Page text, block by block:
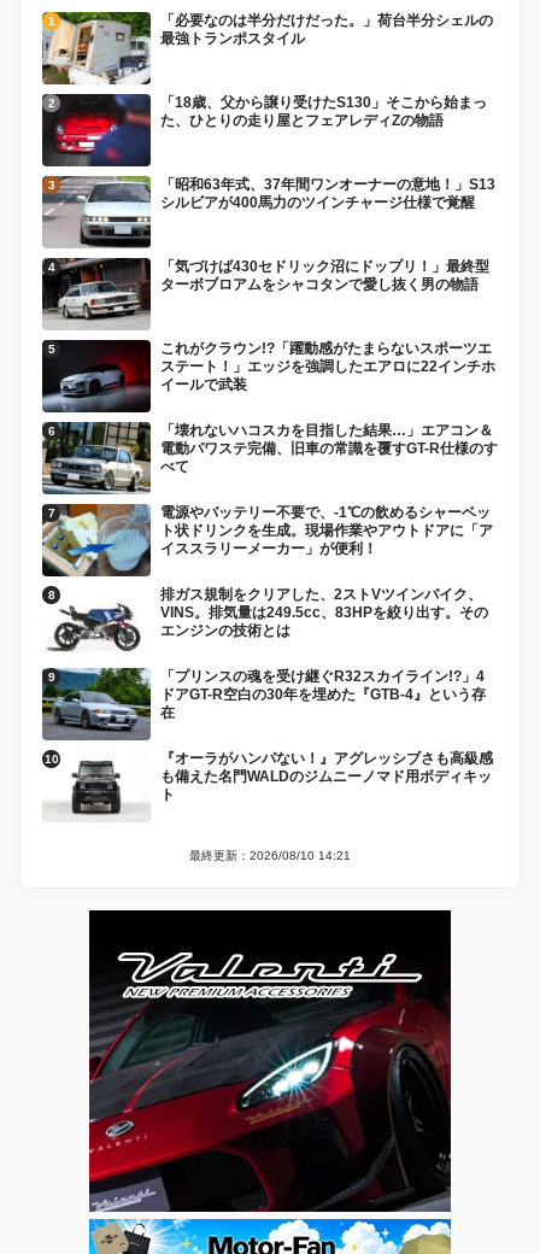
「必要なのは半分だけだった。」荷台半分シェルの
最強トランポスタイル
「18歳、父から譲り受けたS130」そこから始まっ
た、ひとりの走り屋とフェアレディZの物語
「昭和63年式、37年間ワンオーナーの意地！」S13
シルビアが400馬力のツインチャージ仕様で覚醒
「気づけば430セドリック沼にドップリ！」最終型
ターボブロアムをシャコタンで愛し抜く男の物語
これがクラウン!?「躍動感がたまらないスポーツエ
ステート！」エッジを強調したエアロに22インチホ
イールで武装
「壊れないハコスカを目指した結果…」エアコン＆
電動パワステ完備、旧車の常識を覆すGT-R仕様のす
べて
電源やバッテリー不要で、-1℃の飲めるシャーベッ
ト状ドリンクを生成。現場作業やアウトドアに「ア
イススラリーメーカー」が便利！
排ガス規制をクリアした、2ストVツインバイク、
VINS。排気量は249.5cc、83HPを絞り出す。その
エンジンの技術とは
「プリンスの魂を受け継ぐR32スカイライン!?」4
ドアGT-R空白の30年を埋めた『GTB-4』という存
在
『オーラがハンパない！』アグレッシブさも高級感
も備えた名門WALDのジムニーノマド用ボディキッ
ト
最終更新：2026/08/10 14:21